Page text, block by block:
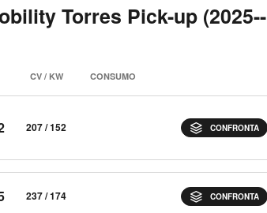
Torres Pick-up (2025--
CV / KW CONSUMO
207 / 152 CONFRONTA
237 / 174 CONFRONTA